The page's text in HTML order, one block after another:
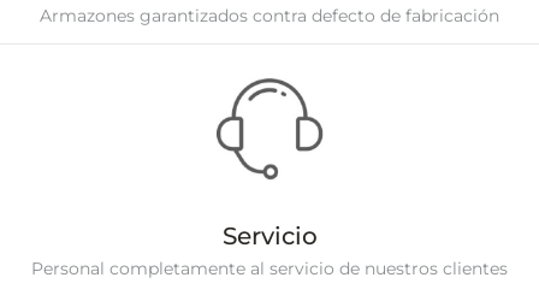
Armazones garantizados contra defecto de fabricación
Servicio
Personal completamente al servicio de nuestros clientes